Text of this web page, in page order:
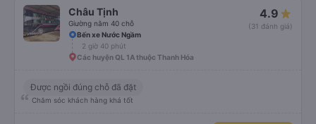
Châu Tịnh
Giường nằm 40 chỗ
4.9
(31 đánh giá)
Bến xe Nước Ngầm
2 giờ 40 phút
Các huyện QL 1A thuộc Thanh Hóa
Được ngồi đúng chỗ đã đặt
Chăm sóc khách hàng khá tốt